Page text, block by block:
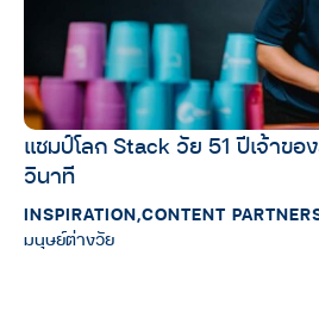
แชมป์โลก Stack วัย 51 ปีเจ้าขอ
วินาที
INSPIRATION,CONTENT
มนุษย์ต่างวัย